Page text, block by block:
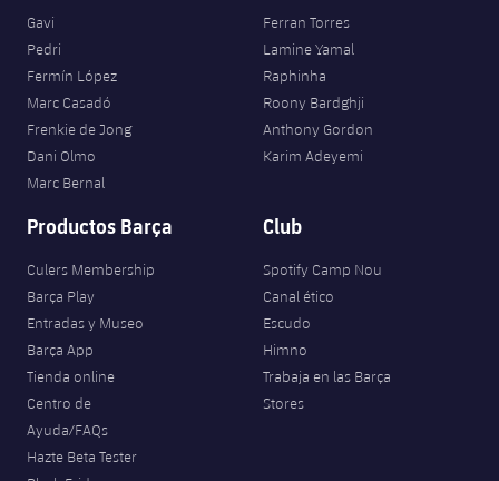
Fotos
Historia
Palmarés
Infantil
Alevín
Actualidad
Masculino
Agenda
Baloncesto en silla de ruedas
plusicon
más
Actualidad
Jugadores
Calendario
Resultados
Clasificaciones
Hockey sobre hielo
Actualidad
Jugadores
Calendario
Resultados
Clasificaciones
Hockey hierba
plusicon
más
Hockey Hierba Masculino
Hockey Hierba Femenino
plusicon
más
Actualidad
Plantilla
Agenda
Escuela de Patinaje
Rugby
plusicon
más
Actualidad
Voleibol
plusicon
más
Gavi
Pedri
Fermín López
Marc Casadó
Frenkie de Jong
Dani Olmo
Marc Bernal
Ferran Torres
Lamine Yamal
Raphinha
Roony Bardghji
Anthony Gordon
Karim Adeyemi
Productos Barça
Culers Membership
Barça Play
Entradas y Museo
Barça App
Tienda online
Centro de
Ayuda/FAQs
Hazte Beta Tester
Club
Spotify Camp Nou
Canal ético
Escudo
Himno
Trabaja en las Barça
Stores